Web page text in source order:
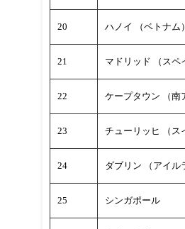
20 ハノイ （ベトナム
21 マドリッド （スペ
22 ケープタウン （南
23 チューリッヒ （ス
24 ダブリン （アイル
25 シンガポール